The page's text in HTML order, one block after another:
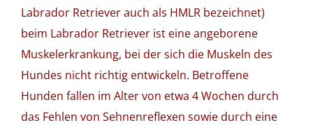
Labrador Retriever auch als HMLR bezeichnet)
beim Labrador Retriever ist eine angeborene
Muskelerkrankung, bei der sich die Muskeln des
Hundes nicht richtig entwickeln. Betroffene
Hunden fallen im Alter von etwa 4 Wochen durch
das Fehlen von Sehnenreflexen sowie durch eine